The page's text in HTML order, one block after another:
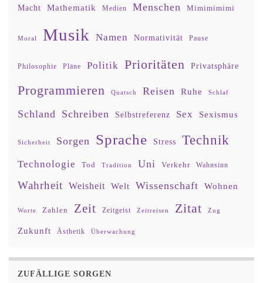
Macht Mathematik Medien Menschen Mimimimimi
Moral Musik Namen Normativität Pause
Philosophie Pläne Politik Prioritäten Privatsphäre
Programmieren Quatsch Reisen Ruhe Schlaf
Schland Schreiben Selbstreferenz Sex Sexismus
Sicherheit Sorgen Sprache Stress Technik
Technologie Tod Tradition Uni Verkehr Wahnsinn
Wahrheit Weisheit Welt Wissenschaft Wohnen
Worte Zahlen Zeit Zeitgeist Zeitreisen Zitat Zug
Zukunft Ästhetik Überwachung
ZUFÄLLIGE SORGEN